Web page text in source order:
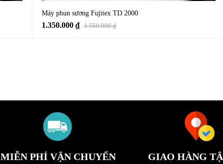
Máy phun sương Fujitex TD 2000
1.550.000₫
1.350.000 ₫
MIỄN PHÍ VẬN CHUYỂN
GIAO HÀNG